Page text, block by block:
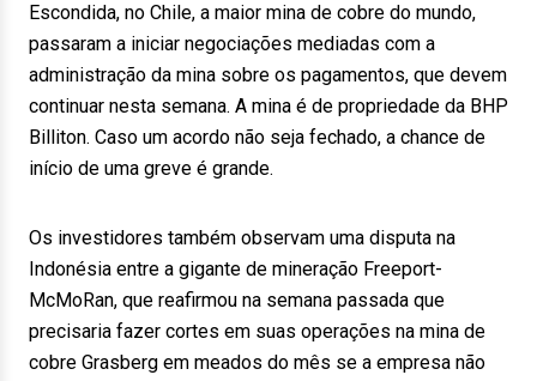
Escondida, no Chile, a maior mina de cobre do mundo,
passaram a iniciar negociações mediadas com a
administração da mina sobre os pagamentos, que devem
continuar nesta semana. A mina é de propriedade da BHP
Billiton. Caso um acordo não seja fechado, a chance de
início de uma greve é grande.
Os investidores também observam uma disputa na
Indonésia entre a gigante de mineração Freeport-
McMoRan, que reafirmou na semana passada que
precisaria fazer cortes em suas operações na mina de
cobre Grasberg em meados do mês se a empresa não